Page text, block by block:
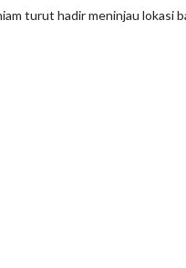
turut hadir meninjau lokasi